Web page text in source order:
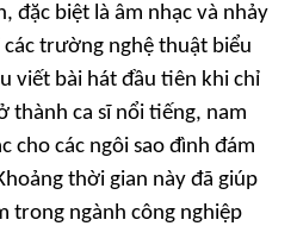
đặc biệt là âm nhạc và nhảy
các trường nghệ thuật biểu
viết bài hát đầu tiên khi chỉ
thành ca sĩ nổi tiếng, nam
cho các ngôi sao đình đám
thời gian này đã giúp
trong ngành công nghiệp